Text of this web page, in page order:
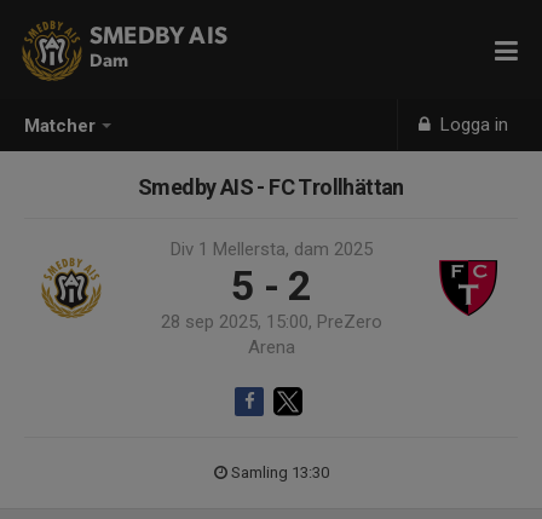
Matcher Logga in
SMEDBY AIS
Dam
Smedby AIS - FC Trollhättan
Div 1 Mellersta, dam 2025
5 - 2
28 sep 2025, 15:00, PreZero
Arena
Samling 13:30